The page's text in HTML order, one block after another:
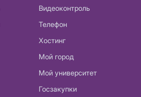
Видеоконтроль
Телефон
Хостинг
Мой город
Мой университет
Госзакупки